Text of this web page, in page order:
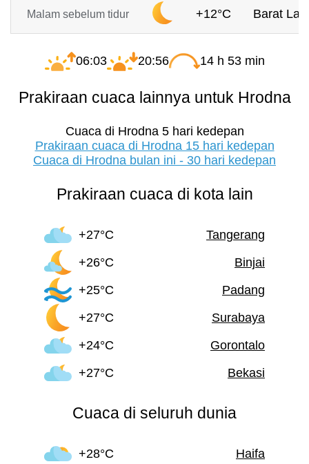
Malam sebelum tidur +12°C Barat
06:03 20:56 14 h 53 min
Prakiraan cuaca lainnya untuk Hrodna
Cuaca di Hrodna 5 hari kedepan
Prakiraan cuaca di Hrodna 15 hari kedepan
Cuaca di Hrodna bulan ini - 30 hari kedepan
Prakiraan cuaca di kota lain
+27°C
Tangerang
+26°C
Binjai
+25°C
Padang
+27°C
Surabaya
+24°C
Gorontalo
+27°C
Bekasi
Cuaca di seluruh dunia
+28°C Haifa